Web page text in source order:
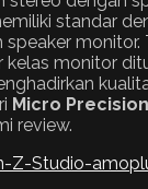
standar
monitor.
kelas monitor
Micro Precision
review.